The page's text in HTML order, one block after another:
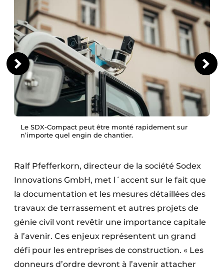
Travaux ferroviaires
Le SDX-Compact peut être monté rapidement sur
n’importe quel engin de chantier.
Ralf Pfefferkorn, directeur de la société Sodex
Innovations GmbH, met l´accent sur le fait que
la documentation et les mesures détaillées des
travaux de terrassement et autres projets de
génie civil vont revêtir une importance capitale
à l’avenir. Ces enjeux représentent un grand
défi pour les entreprises de construction. « Les
donneurs d’ordre devront à l’avenir attacher